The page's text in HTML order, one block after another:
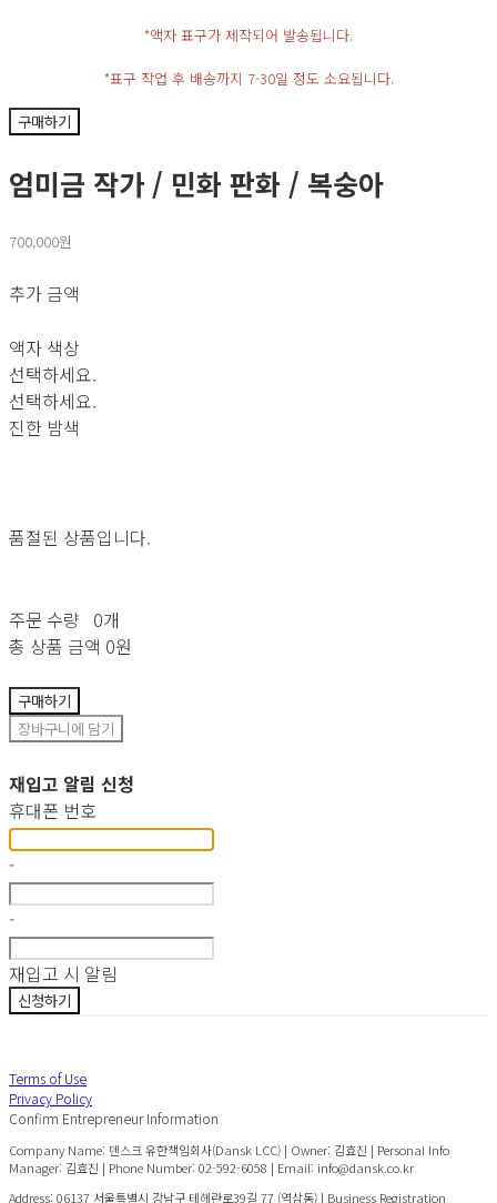
*액자 표구가 제작되어 발송됩니다.
*표구 작업 후 배송까지 7-30일 정도 소요됩니다.
구매하기
엄미금 작가 / 민화 판화 / 복숭아
700,000원
추가 금액
액자 색상
선택하세요.
선택하세요.
진한 밤색
품절된 상품입니다.
주문 수량 0개
총 상품 금액 0원
구매하기
장바구니에 담기
재입고 알림 신청
휴대폰 번호
-
-
재입고 시 알림
신청하기
Terms of Use
Privacy Policy
Confirm Entrepreneur Information
Company Name: 덴스크 유한책임회사(Dansk LCC) | Owner: 김효진 | Personal Info
Manager: 김효진 | Phone Number: 02-592-6058 | Email: info@dansk.co.kr
Address: 06137 서울특별시 강남구 테헤란로39길 77 (역삼동) | Business Registration